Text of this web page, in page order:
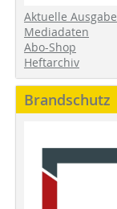
Aktuelle Ausgabe
Mediadaten
Abo-Shop
Heftarchiv
Brandschutz